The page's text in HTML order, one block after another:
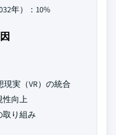
年）：10%
実（VR）の統合
性向上
取り組み